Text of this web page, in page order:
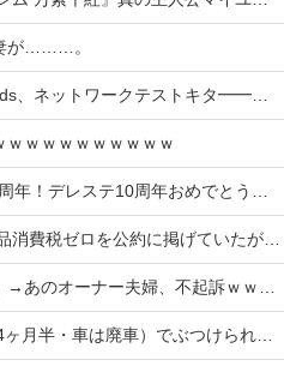
が………。
トワークテストキタ━━━━(゜∀゜)━━━━!!
ｗｗｗｗｗｗｗｗｗ
う！ガチャ更新SSR八神マキノ・イベントSRイヴ、SR望月聖！
ていたが？」→階猛氏「そ、それは財源確保という条件付き」
ーナー夫婦、不起訴ｗｗｗｗｗｗｗｗｗ
ぶつけられた相手と付き合ってしまうｗｗｗｗｗｗｗｗ